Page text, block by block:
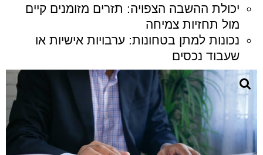
יכולת ההשבה הצפויה: תזרים מזומנים קיים
מול תחזיות צמיחה
נכונות למתן בטחונות: ערבויות אישיות או
שעבוד נכסים